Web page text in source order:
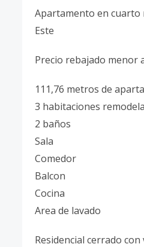
Apartamento en cuarto
Este
Precio rebajado menor
111,76 metros de
3 habitaciones
2 baños
Sala
Comedor
Balcon
Cocina
Area de lavado
Residencial cerrado con